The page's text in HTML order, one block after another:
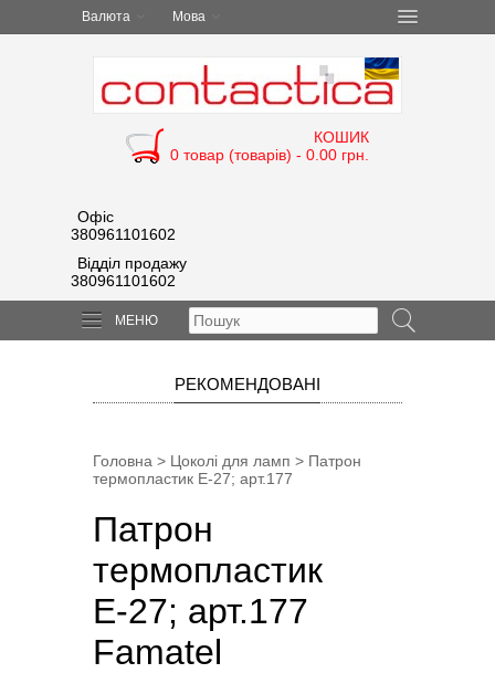
Валюта Мова
КОШИК
0 товар (товарів) - 0.00 грн.
Офіс
380961101602
Відділ продажу
380961101602
МЕНЮ
РЕКОМЕНДОВАНІ
Головна > Цоколі для ламп > Патрон
термопластик Е-27; арт.177
Патрон
термопластик
Е-27; арт.177
Famatel